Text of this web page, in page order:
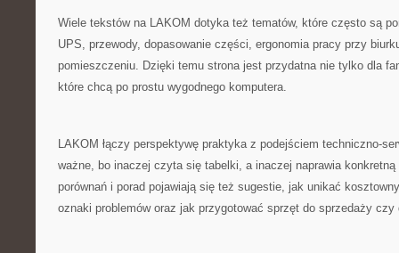
Wiele tekstów na LAKOM dotyka też tematów, które często są
UPS, przewody, dopasowanie części, ergonomia pracy przy
pomieszczeniu. Dzięki temu strona jest przydatna nie tylko dla
które chcą po prostu wygodnego komputera.
LAKOM łączy perspektywę praktyka z podejściem techniczno-
ważne, bo inaczej czyta się tabelki, a inaczej naprawia
porównań i porad pojawiają się też sugestie, jak unikać
oznaki problemów oraz jak przygotować sprzęt do sprzedaży czy